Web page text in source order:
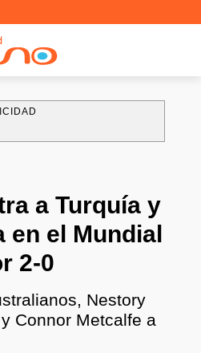
a Turquía y
en el Mundial
2-0
Nestory
Connor Metcalfe a